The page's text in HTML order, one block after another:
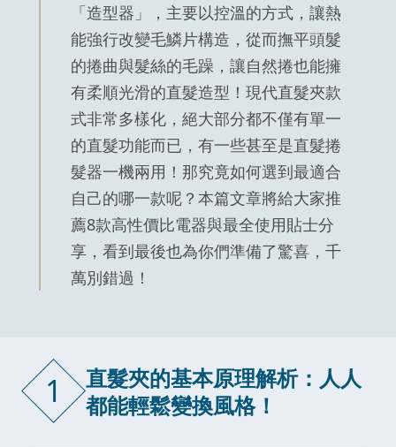
「造型器」，主要以控溫的方式，讓熱
能強行改變毛鱗片構造，從而撫平頭髮
的捲曲與髮絲的毛躁，讓自然捲也能擁
有柔順光滑的直髮造型！現代直髮夾款
式非常多樣化，絕大部分都不僅有單一
的直髮功能而已，有一些甚至是直髮捲
髮器一機兩用！那究竟如何選到最適合
自己的哪一款呢？本篇文章將給大家推
薦8款高性價比電器與最全使用貼士分
享，看到最後也為你們準備了驚喜，千
萬別錯過！
1
直髮夾的基本原理解析：人人
都能輕鬆變換風格！